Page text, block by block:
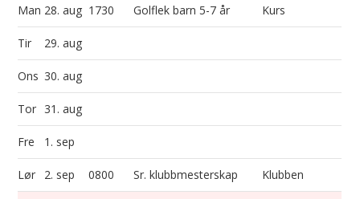
Man 28. aug 1730 Golflek barn 5-7 år Kurs
Tir 29. aug
Ons 30. aug
Tor 31. aug
Fre 1. sep
Lør 2. sep 0800 Sr. klubbmesterskap Klubben